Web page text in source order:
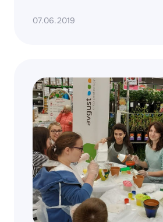
07.06.2019